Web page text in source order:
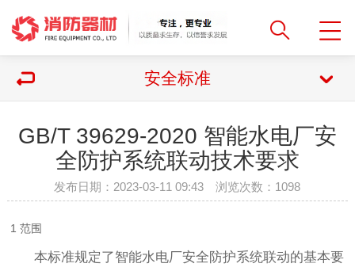
安全标准
GB/T 39629-2020 智能水电厂安
全防护系统联动技术要求
发布日期：2023-03-11 09:43 浏览次数： 1098
1 范围
本标准规定了智能水电厂安全防护系统联动的基本要